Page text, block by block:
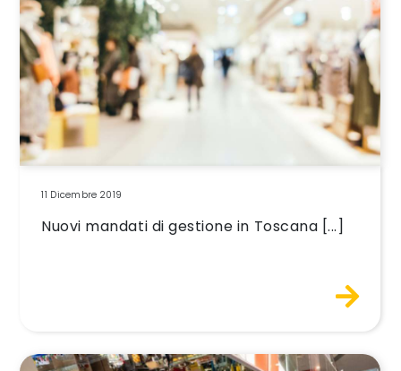
11 Dicembre 2019
Nuovi mandati di gestione in Toscana [...]